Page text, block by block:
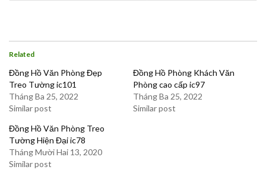
Related
Đồng Hồ Văn Phòng Đẹp
Treo Tường ic101
Tháng Ba 25, 2022
Similar post
Đồng Hồ Phòng Khách Văn
Phòng cao cấp ic97
Tháng Ba 25, 2022
Similar post
Đồng Hồ Văn Phòng Treo
Tường Hiện Đại ic78
Tháng Mười Hai 13, 2020
Similar post